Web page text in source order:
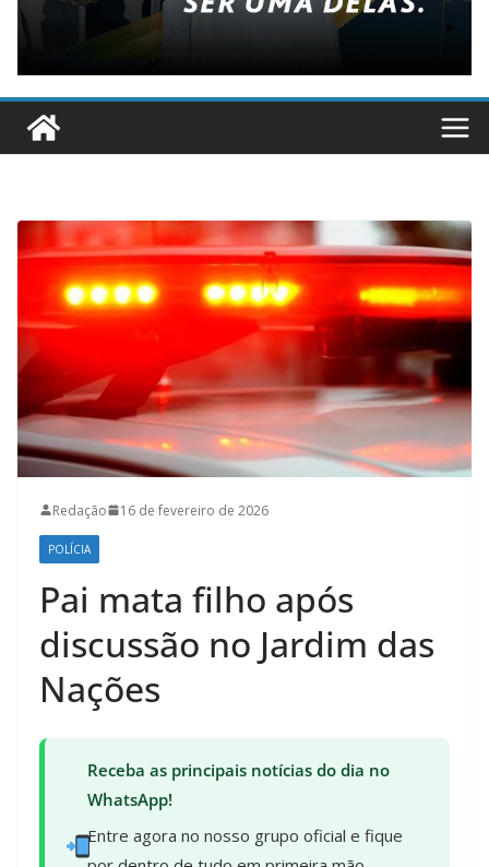
Redação 16 de fevereiro de 2026
POLÍCIA
Pai mata filho após
discussão no Jardim das
Nações
Receba as principais notícias do dia no
WhatsApp!
Entre agora no nosso grupo oficial e fique